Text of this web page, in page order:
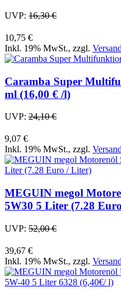
UVP: 16,30 €
10,75 €
Inkl. 19% MwSt., zzgl.
Caramba Super
ml (16,00 € /l)
UVP: 24,10 €
9,07 €
Inkl. 19% MwSt., zzgl.
MEGUIN megol
5W30 5 Liter (7.28
UVP: 52,00 €
39,67 €
Inkl. 19% MwSt., zzgl.